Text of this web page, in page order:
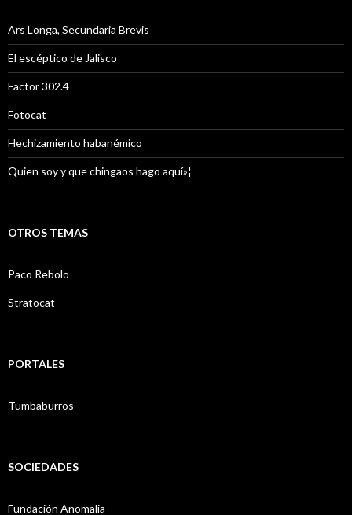
Ars Longa, Secundaria Brevis
El escéptico de Jalisco
Factor 302.4
Fotocat
Hechizamiento habanémico
Quien soy y que chingaos hago aquí»¦
OTROS TEMAS
Paco Rebolo
Stratocat
PORTALES
Tumbaburros
SOCIEDADES
Fundación Anomalia